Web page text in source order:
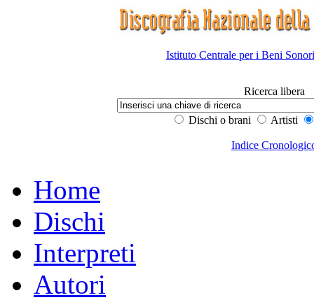
Istituto Centrale per i Beni
Ricerca libera
Dischi o brani Artisti
Indice
Home
Dischi
Interpreti
Autori